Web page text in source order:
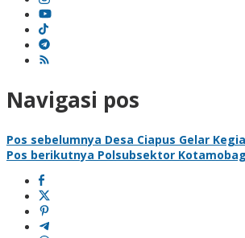
Navigasi pos
Pos sebelumnya Desa Ciapus Gelar
Pos berikutnya Polsubsektor